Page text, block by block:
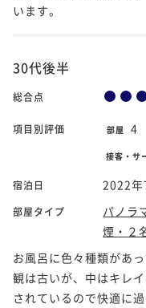
います。
30代後半
総合点
項目別評価 部屋 4
接客・サ
宿泊日 2022年
部屋タイプ
パノラ
煙・２
お風呂に色々種類があ
観は古いが、中はキレ
されているので快適に